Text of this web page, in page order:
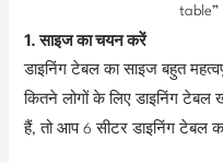
table”
1. साइज का चयन करें
डाइनिंग टेबल का साइज बहुत
कितने लोगों के लिए डाइनिंग
हैं, तो आप 6 सीटर डाइनिंग टेबल